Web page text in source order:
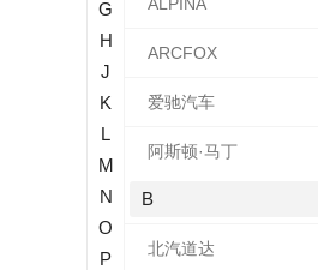
G
H
J
K
L
M
N
O
P
ARCFOX
爱驰汽车
阿斯顿·马丁
B
北汽道达